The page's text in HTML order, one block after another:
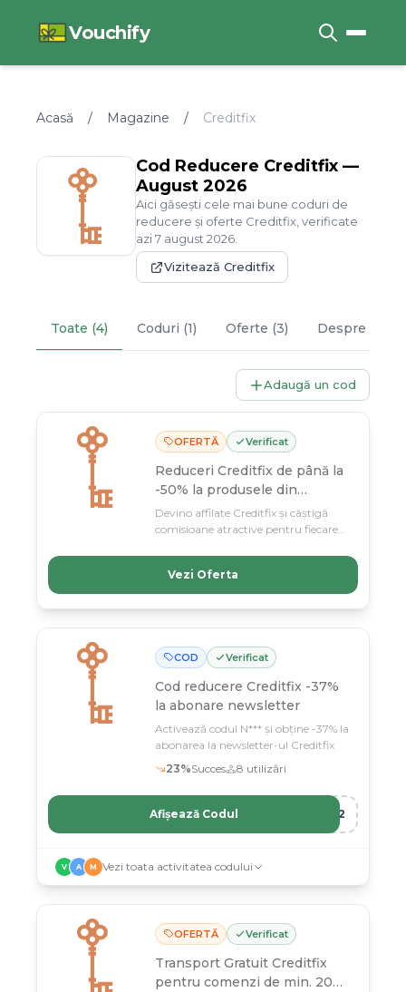
Vouchify
Acasă / Magazine / Creditfix
Cod Reducere Creditfix —
August 2026
Aici găsești cele mai bune coduri de
reducere și oferte Creditfix , verificate
azi7 august 2026
Vizitează Creditfix
Toate (4) Coduri (1) Oferte (3) Despre
Adaugă un cod
OFERTĂ Verificat
Reduceri Creditfix de până la
-50% la produsele din
selecție
Devino affilate Creditfix și câștigă
comisioane atractive pentru fiecare
venit pasiv din promovarea unui
business 100% online.
Vezi Oferta
COD Verificat
Cod reducere Creditfix -37%
la abonare newsletter
Activează codul N*** și obține -37% la
abonarea la newsletter-ul Creditfix
23%Succes 8 utilizări
R12
Afișează Codul
V A M Vezi toata activitatea codului
OFERTĂ Verificat
Transport Gratuit Creditfix
pentru comenzi de min. 200